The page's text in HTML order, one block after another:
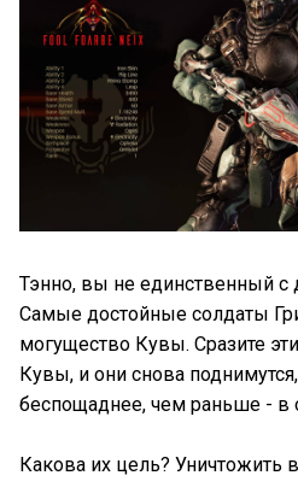
Тэнно, вы не единственный с
Самые достойные солдаты
могущество Кувы. Сразите
Кувы, и они снова
беспощаднее, чем раньше - в
Какова их цель? Уничтожить